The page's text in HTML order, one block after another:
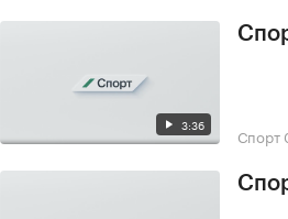
3:36 Спорт